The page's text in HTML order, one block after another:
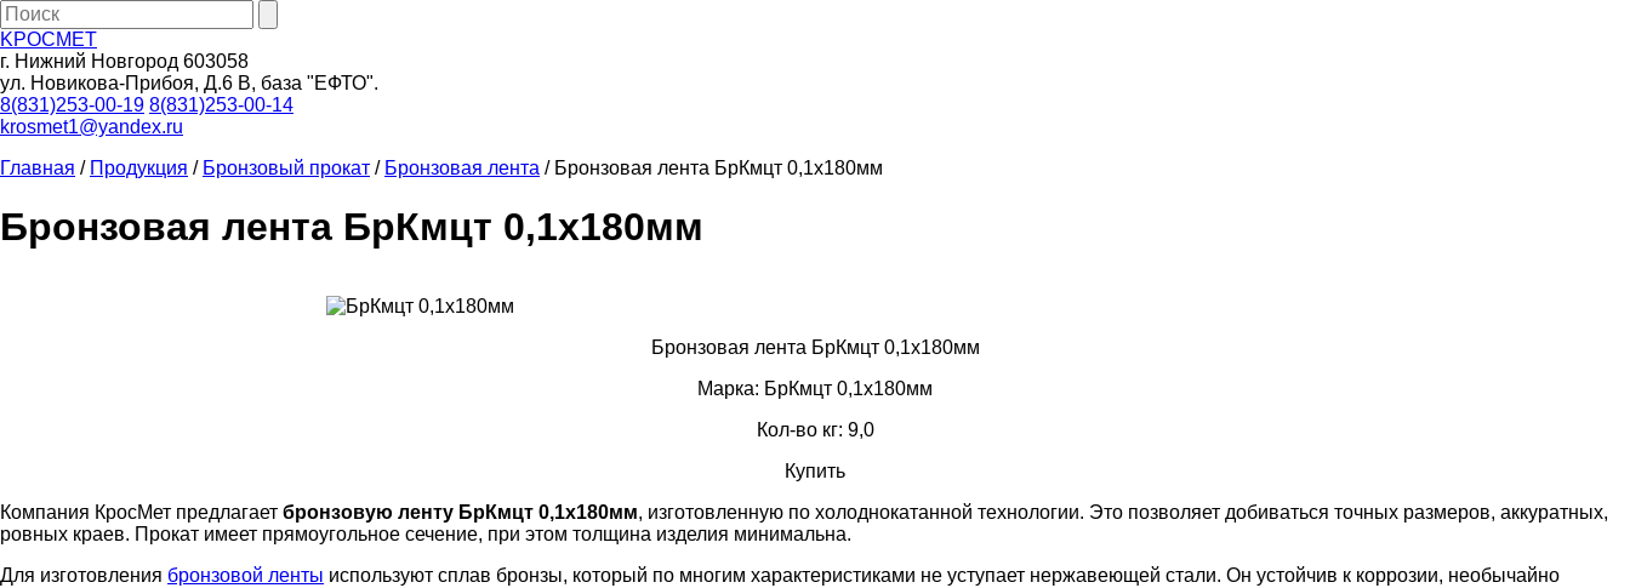
KРОСМЕТ
г. Нижний Новгород 603058
ул. Новикова-Прибоя, Д.6 В, база "ЕФТО".
8(831)253-00-19 8(831)253-00-14
krosmet1@yandex.ru
Главная / Продукция / Бронзовый прокат / Бронзовая лента / Бронзовая лента БрКмцт 0,1х180мм
Бронзовая лента БрКмцт 0,1х180мм
Бронзовая лента БрКмцт 0,1х180мм
Марка: БрКмцт 0,1х180мм
Кол-во кг: 9,0
Купить
Компания КросМет предлагает бронзовую ленту БрКмцт 0,1х180мм, изготовленную по холоднокатанной технологии. Это позволяет добиваться точных размеров, аккуратных,
ровных краев. Прокат имеет прямоугольное сечение, при этом толщина изделия минимальна.
Для изготовления бронзовой ленты используют сплав бронзы, который по многим характеристиками не уступает нержавеющей стали. Он устойчив к коррозии, необычайно